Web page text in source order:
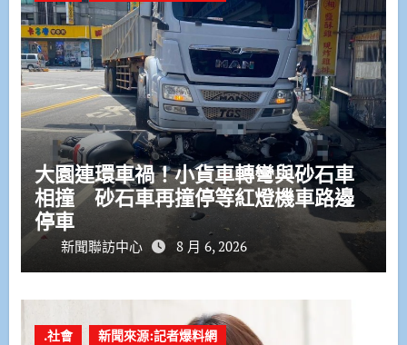
大園連環車禍！小貨車轉彎與砂石車
相撞 砂石車再撞停等紅燈機車路邊
停車
新聞聯訪中心 8 月 6, 2026
.社會 新聞來源:記者爆料網